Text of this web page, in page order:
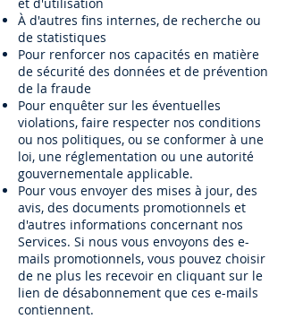
À d'autres fins internes, de recherche ou
de statistiques
Pour renforcer nos capacités en matière
de sécurité des données et de prévention
de la fraude
Pour enquêter sur les éventuelles
violations, faire respecter nos conditions
ou nos politiques, ou se conformer à une
loi, une réglementation ou une autorité
gouvernementale applicable.
Pour vous envoyer des mises à jour, des
avis, des documents promotionnels et
d'autres informations concernant nos
Services. Si nous vous envoyons des e-
mails promotionnels, vous pouvez choisir
de ne plus les recevoir en cliquant sur le
lien de désabonnement que ces e-mails
contiennent.